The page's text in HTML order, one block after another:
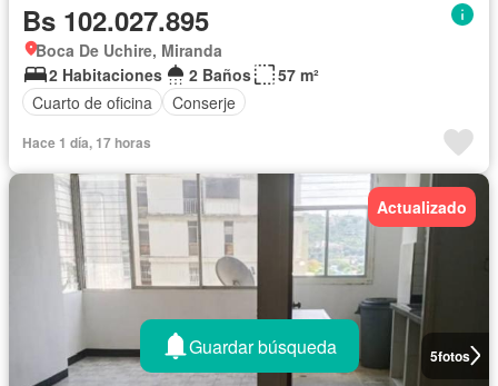
Bs 102.027.895
Boca De Uchire, Miranda
2 Habitaciones
2 Baños
57 m²
Cuarto de oficina
Conserje
Hace 1 día, 17 horas
5fotos
Actualizado
Guardar búsqueda